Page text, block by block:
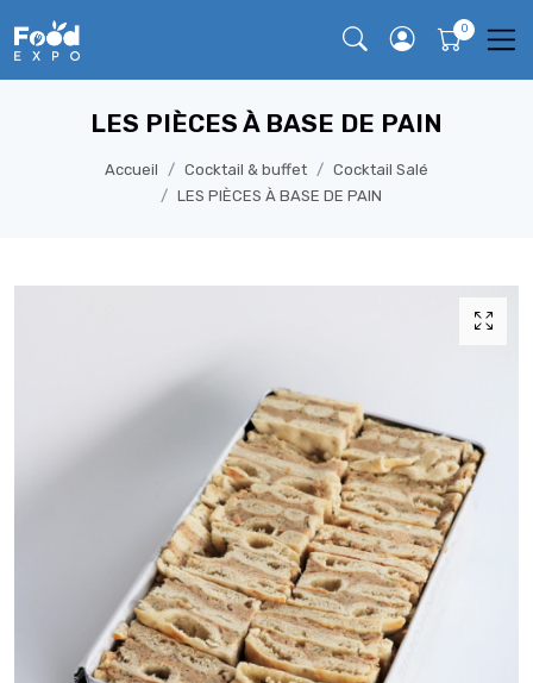
LES PIÈCES À BASE DE PAIN
Accueil Cocktail & buffet
Cocktail Salé
LES PIÈCES À BASE DE PAIN